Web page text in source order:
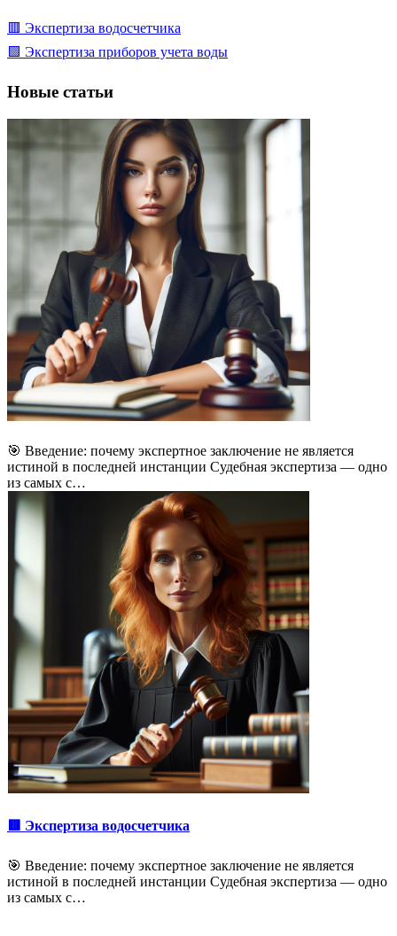
🟥 Экспертиза водосчетчика
🟩 Экспертиза приборов учета воды
Новые статьи
🎯 Введение: почему экспертное заключение не является
истиной в последней инстанции Судебная экспертиза — одно
из самых с…
🟥 Экспертиза водосчетчика
🎯 Введение: почему экспертное заключение не является
истиной в последней инстанции Судебная экспертиза — одно
из самых с…